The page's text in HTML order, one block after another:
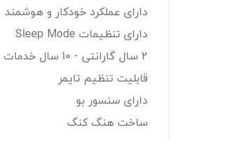
دارای عملکرد خودکار و هوشمند
دارای تنظیمات Sleep Mode
2 سال گارانتی - 10 سال خدمات
قابلیت تنظیم تایمر
دارای سنسور بو
ساخت هنگ کنگ